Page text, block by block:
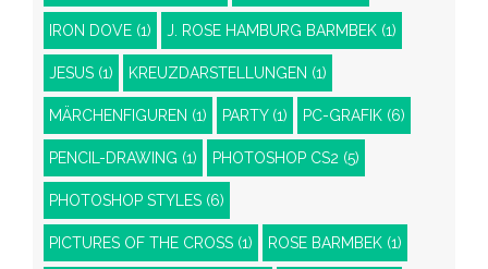
IRON DOVE (1) J. ROSE HAMBURG BARMBEK (1)
JESUS (1) KREUZDARSTELLUNGEN (1)
MÄRCHENFIGUREN (1) PARTY(1) PC-GRAFIK (6)
PENCIL-DRAWING (1) PHOTOSHOP CS2 (5)
PHOTOSHOP STYLES (6)
PICTURES OF THE CROSS (1) ROSE BARMBEK (1)